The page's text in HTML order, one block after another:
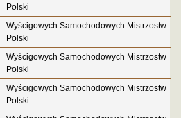
Polski
Wyścigowych Samochodowych Mistrzostw
Polski
Wyścigowych Samochodowych Mistrzostw
Polski
Wyścigowych Samochodowych Mistrzostw
Polski